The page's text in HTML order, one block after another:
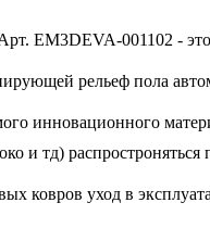
EM3DEVA-001102 -
рельеф пола
инновационного
и тд) распростроняться
ковров уход в